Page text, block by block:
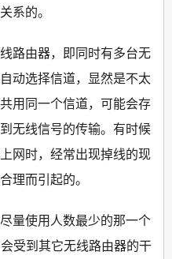
系的。
路由器，即同时有多台无
动选择信道，显然是不太
用同一个信道，可能会存
无线信号的传输。有时候
网时，经常出现掉线的现
理而引起的。
量使用人数最少的那一个
受到其它无线路由器的干